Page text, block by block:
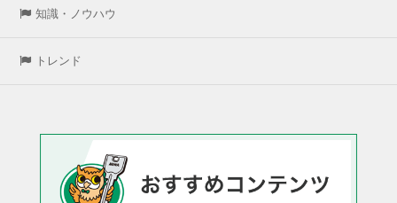
知識・ノウハウ
トレンド